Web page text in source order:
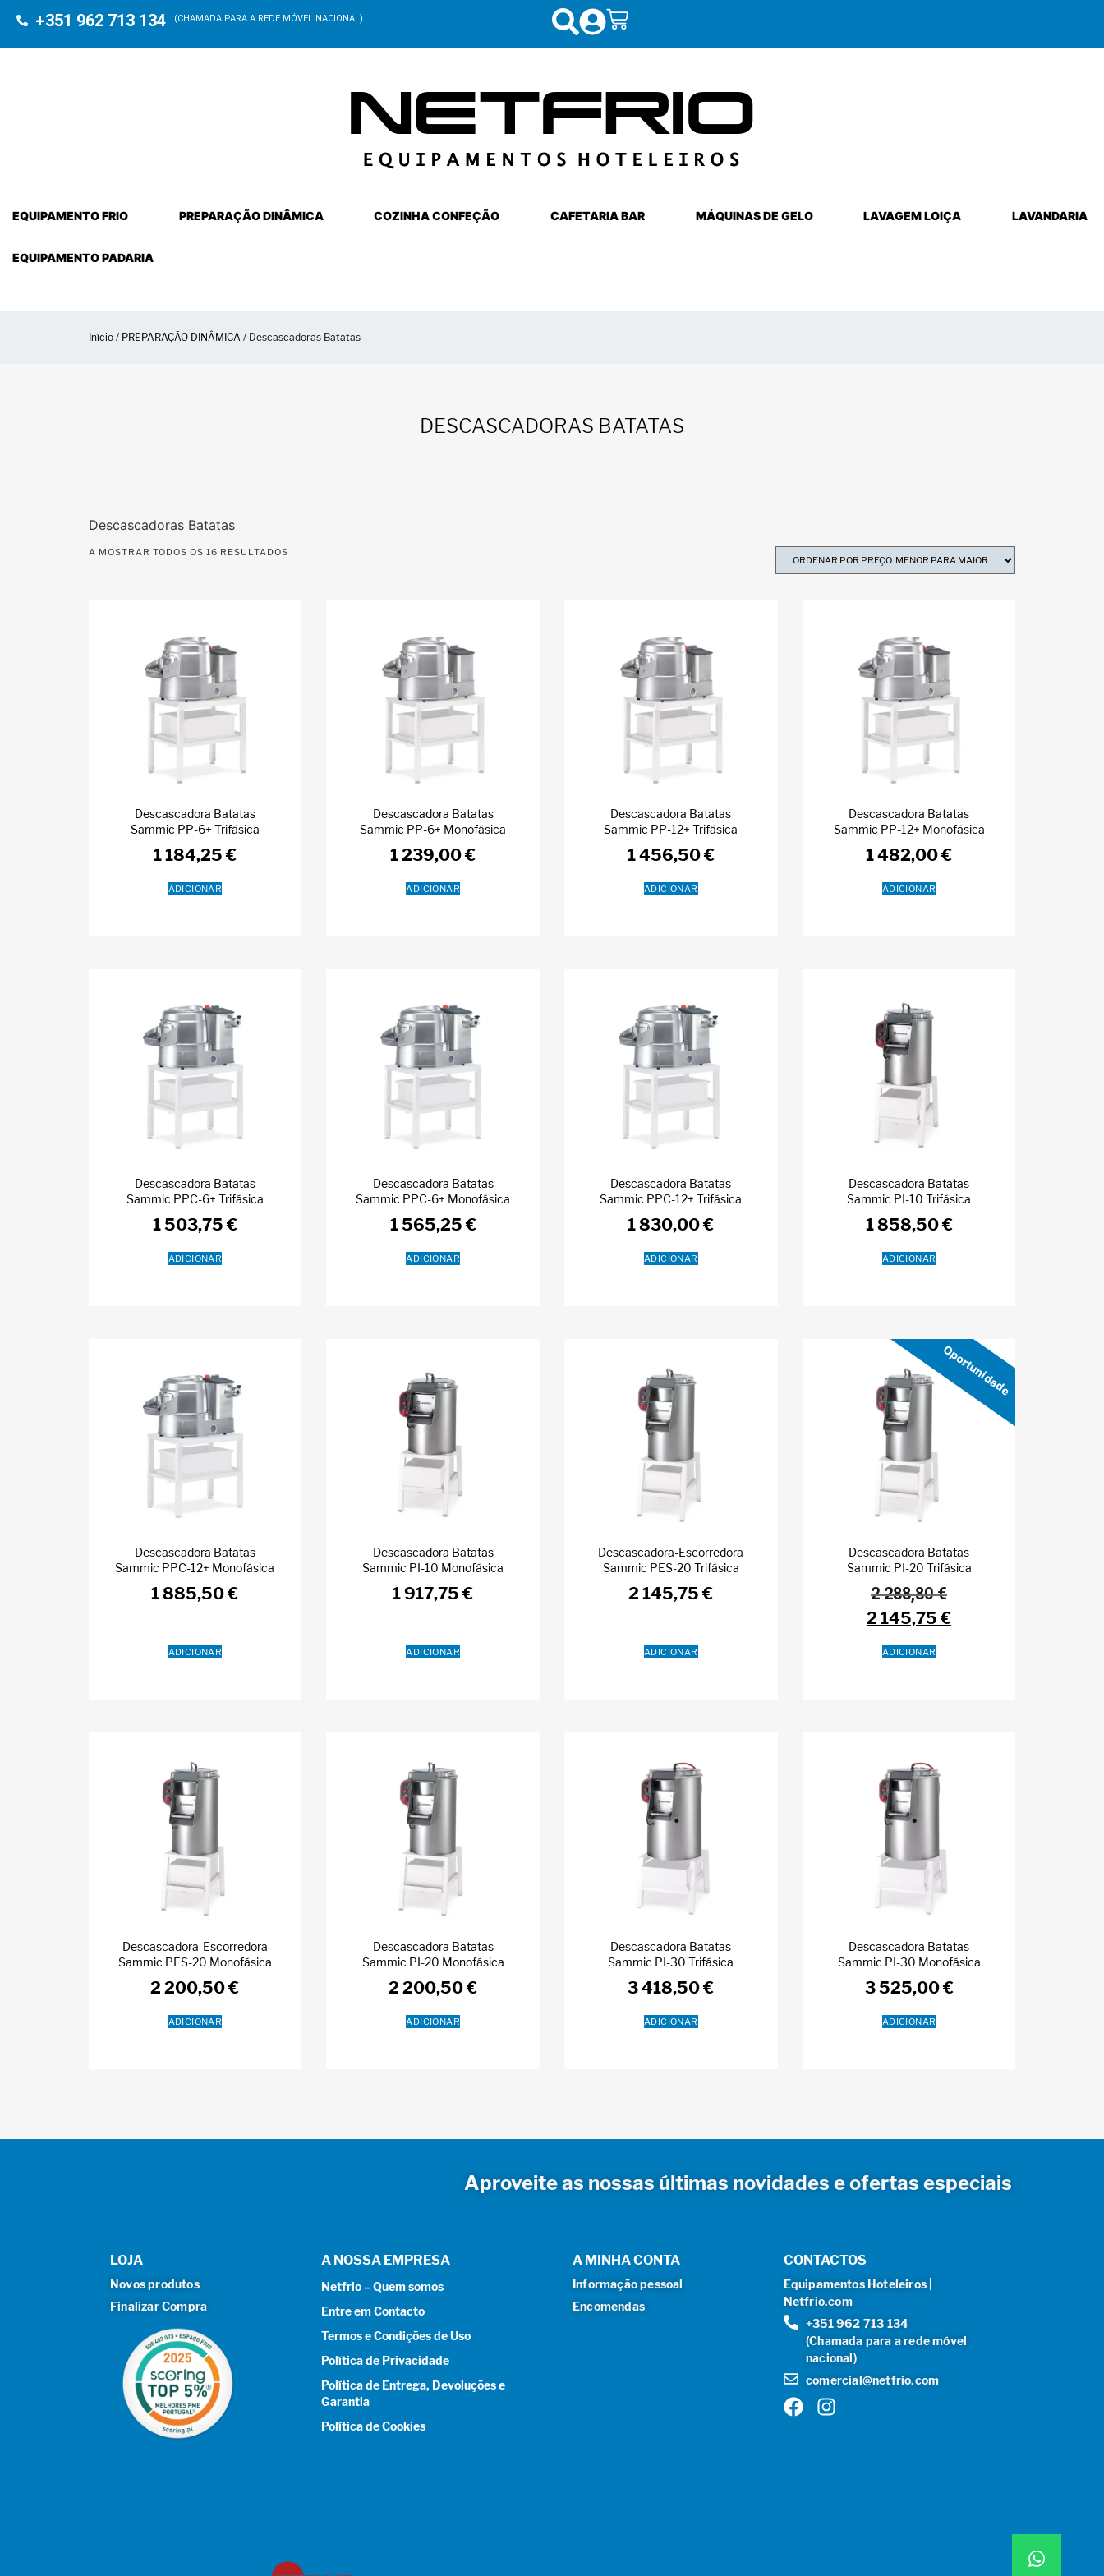
+351 962 713 134 (CHAMADA PARA A REDE MÓVEL NACIONAL)
EQUIPAMENTO FRIO PREPARAÇÃO DINÂMICA COZINHA CONFEÇÃO CAFETARIA BAR MÁQUINAS DE GELO LAVAGEM LOIÇA LAVANDARIA
EQUIPAMENTO PADARIA
Início/ PREPARAÇÃO DINÂMICA / Descascadoras Batatas
DESCASCADORAS BATATAS
Descascadoras Batatas
A MOSTRAR TODOS OS 16 RESULTADOS
Descascadora Batatas
Sammic PP-6+ Trifásica
1 184,25 €
ADICIONAR
Descascadora Batatas
Sammic PP-6+ Monofásica
1 239,00€
ADICIONAR
Descascadora Batatas
Sammic PP-12+ Trifásica
1 456,50€
ADICIONAR
Descascadora Batatas
Sammic PP-12+ Monofásica
1 482,00€
ADICIONAR
Descascadora Batatas
Sammic PPC-6+ Trifásica
1 503,75 €
ADICIONAR
Descascadora Batatas
Sammic PPC-6+ Monofásica
1 565,25 €
ADICIONAR
Descascadora Batatas
Sammic PPC-12+ Trifásica
1 830,00€
ADICIONAR
Descascadora Batatas
Sammic PI-10 Trifásica
1 858,50€
ADICIONAR
Descascadora Batatas
Sammic PPC-12+ Monofásica
1 885,50€
ADICIONAR
Descascadora Batatas
Sammic PI-10 Monofásica
1 917,75€
ADICIONAR
Descascadora-Escorredora
Sammic PES-20 Trifásica
2 145,75€
ADICIONAR
Oportunidade
Descascadora Batatas
Sammic PI-20 Trifásica
2 288,80€
2 145,75€
ADICIONAR
Descascadora-Escorredora
Sammic PES-20 Monofásica
2 200,50€
ADICIONAR
Descascadora Batatas
Sammic PI-20 Monofásica
2 200,50€
ADICIONAR
Descascadora Batatas
Sammic PI-30 Trifásica
3 418,50€
ADICIONAR
Descascadora Batatas
Sammic PI-30 Monofásica
3 525,00€
ADICIONAR
Aproveite as nossas últimas novidades e ofertas especiais
LOJA
Novos produtos
Finalizar Compra
A NOSSA EMPRESA
Netfrio – Quem somos
Entre em Contacto
Termos e Condições de Uso
Política de Privacidade
Política de Entrega, Devoluções e
Garantia
Política de Cookies
A MINHA CONTA
Informação pessoal
Encomendas
CONTACTOS
Equipamentos Hoteleiros |
Netfrio.com
+351 962 713 134
(Chamada para a rede móvel
nacional)
comercial@netfrio.com